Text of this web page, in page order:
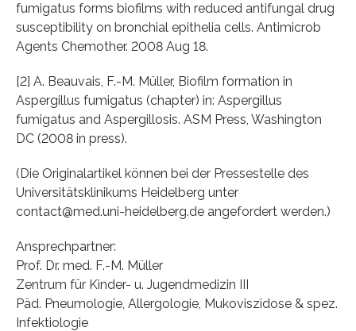
fumigatus forms biofilms with reduced antifungal drug
susceptibility on bronchial epithelia cells. Antimicrob
Agents Chemother. 2008 Aug 18.
[2] A. Beauvais, F.-M. Müller, Biofilm formation in
Aspergillus fumigatus (chapter) in: Aspergillus
fumigatus and Aspergillosis. ASM Press, Washington
DC (2008 in press).
(Die Originalartikel können bei der Pressestelle des
Universitätsklinikums Heidelberg unter
contact@med.uni-heidelberg.de angefordert werden.)
Ansprechpartner:
Prof. Dr. med. F.-M. Müller
Zentrum für Kinder- u. Jugendmedizin III
Päd. Pneumologie, Allergologie, Mukoviszidose & spez.
Infektiologie